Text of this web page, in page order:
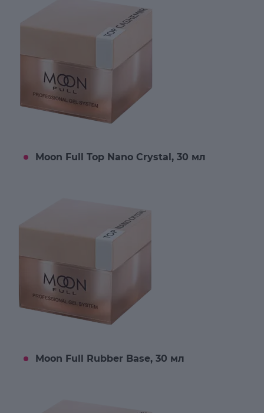
Moon Full Top Nano Crystal, 30 мл
Moon Full Rubber Base, 30 мл